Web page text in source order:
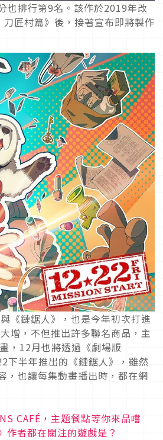
也排行第9名。該作於2019年改
匠村篇》後，接著宣布即將製作
《鏈鋸人》，也是今年初次打進
增，不但推出許多聯名商品，主
，12月也將透過《劇場版
下半年推出的《鏈鋸人》，雖然
，也讓每集動畫播出時，都在網
CAFÉ，主題餐點等你來品嚐
者都在關注的遊戲是？